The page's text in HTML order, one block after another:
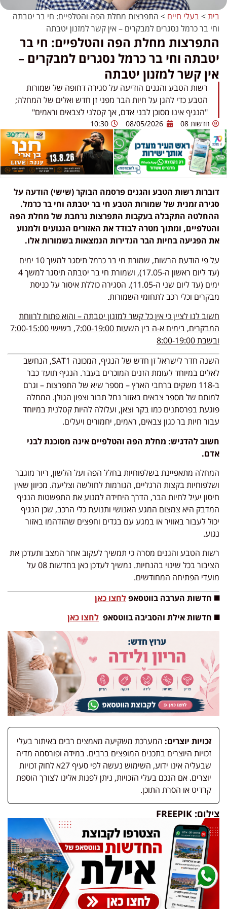
בית>בעלי חיים > התפרצות מחלת הפה והטלפיים: חי בר יטבתה
וחי בר כרמל נסגרים למבקרים – אין קשר למזנון יטבתה
התפרצות מחלת הפה והטלפיים: חי בר
יטבתה וחי בר כרמל נסגרים למבקרים –
אין קשר למזנון יטבתה
רשות הטבע והגנים הודיעה על סגירה דחופה של שמורות
הטבע כדי להגן על חיות הבר מפני זן חדש ואלים של המחלה;
"הנגיף אינו מסוכן לבני אדם, אך קטלני לצבאים וראמים"
חדשות 08 08/05/2026
10:30
דוברות רשות הטבע והגנים פרסמה הבוקר (שישי) הודעה על
סגירה זמנית של שמורות הטבע חי בר יטבתה וחי בר כרמל.
ההחלטה התקבלה בעקבות התפרצות נרחבת של מחלת הפה
והטלפיים, ומתוך מטרה לבודד את האזורים הנגועים ולמנוע
את הפגיעה בחיות הבר הנדירות הנמצאות בשמורות אלו.
על פי הודעת הרשות, שמורת חי בר כרמל תיסגר למשך 10 ימים
(עד ליום ראשון ה-17.05), ושמורת חי בר יטבתה תיסגר למשך 4
ימים (עד ליום שני ה-11.05). הסגירה כוללת איסור על כניסת
מבקרים וכלי רכב לתחומי השמורות.
חשוב לנו לציין כי אין כל קשר למזנון יטבתה – והוא פתוח לרווחת
המבקרים, בימים א-ה בין השעות 7:00-19:00, בשישי 7:00-15:00
ובשבת 8:00-19:00
השנה חדר לישראל זן חדש של הנגיף, המכונה SAT1, הנחשב
לאלים במיוחד לעומת הזנים המוכרים בעבר. הנגיף תועד כבר
ב-118 משקים ברחבי הארץ – מספר שיא של התפרצות – וגרם
למותם של מספר צבאים באזור נחל תבור וצפון הגולן. המחלה
פוגעת בפרסתנים כמו בקר וצאן, ועלולה להיות קטלנית במיוחד
עבור חיות בר כגון צבאים, ראמים, יחמורים ויעלים.
חשוב להדגיש: מחלת הפה והטלפיים אינה מסוכנת לבני
אדם.
המחלה מתאפיינת בשלפוחיות בחלל הפה ועל הלשון, ריור מוגבר
ושלפוחיות בקצות הרגליים, הגורמות לחולשה וצליעה. מכיוון שאין
חיסון יעיל לחיות הבר, הדרך היחידה למנוע את התפשטות הנגיף
המדבק היא צמצום המגע האנושי ותנועת כלי הרכב, שכן הנגיף
יכול לעבור באוויר או במגע עם בגדים וחפצים שהזדהמו באזור
נגוע.
רשות הטבע והגנים מסרה כי תמשיך לעקוב אחר המצב ותעדכן את
הציבור בכל שינוי בהנחיות. נמשיך לעדכן כאן בחדשות 08 על
מועדי הפתיחה המחודשים.
◼️ חדשות הערבה בווטסאפלחצו כאן
◼️ חדשות אילת והסביבה בווטסאפ לחצו כאן
זכויות יוצרים: המערכת משקיעה מאמצים רבים באיתור בעלי
זכויות היוצרים בתכנים המופצים ברבים. במידה ופורסמה מדיה
שבעליה אינו ידוע, השימוש נעשה לפי סעיף 27א לחוק זכויות
יוצרים. אם הנכם בעלי הזכויות, ניתן לפנות אלינו לצורך הוספת
קרדיט או הסרת התוכן.
צילום: FREEPIK